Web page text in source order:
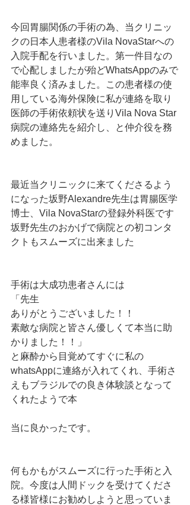
今回胃腸関係の手術の為、当クリニッ
クの日本人患者様のVila NovaStarへの
入院手配を行いました。第一件目なの
で心配しましたが殆どWhatsAppのみで
能率良く済みました。この患者様の使
用している海外保険に私が連絡を取り
医師の手術依頼状を送りVila Nova Star
病院の連絡先を紹介し、と仲介役を務
めました。
最近当クリニックに来てくださるよう
になった坂野Alexandre先生は胃腸医学
博士、Vila NovaStarの登録外科医です
坂野先生のおかげで病院との初コンタ
クトもスムーズに出来ました
手術は大成功患者さんには
「先生
ありがとうございました！！
素敵な病院と皆さん優しくて本当に助
かりました！！」
と麻酔から目覚めてすぐに私の
whatsAppに連絡が入れてくれ、手術さ
えもブラジルでの良き体験談となって
くれたようで本
当に良かったです。
何もかもがスムーズに行った手術と入
院。今度は人間ドックを受けてくださ
る様皆様にお勧めしようと思っていま